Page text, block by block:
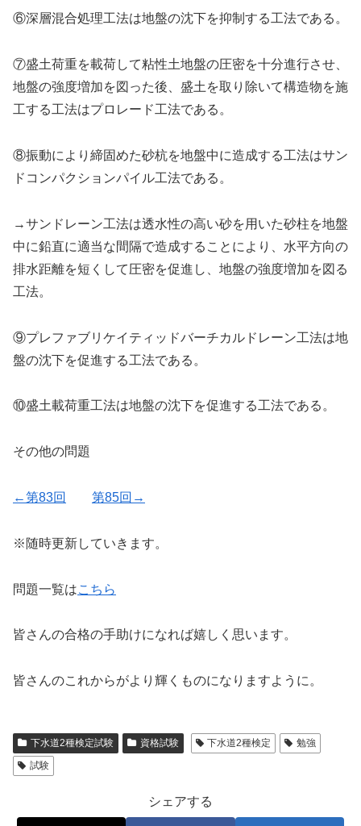
⑥深層混合処理工法は地盤の沈下を抑制する工法である。
⑦盛土荷重を載荷して粘性土地盤の圧密を十分進行させ、
地盤の強度増加を図った後、盛土を取り除いて構造物を施
工する工法はプロレード工法である。
⑧振動により締固めた砂杭を地盤中に造成する工法はサン
ドコンパクションパイル工法である。
→サンドレーン工法は透水性の高い砂を用いた砂柱を地盤
中に鉛直に適当な間隔で造成することにより、水平方向の
排水距離を短くして圧密を促進し、地盤の強度増加を図る
工法。
⑨プレファブリケイティッドバーチカルドレーン工法は地
盤の沈下を促進する工法である。
⑩盛土載荷重工法は地盤の沈下を促進する工法である。
その他の問題
←第83回 第85回→
※随時更新していきます。
問題一覧はこちら
皆さんの合格の手助けになれば嬉しく思います。
皆さんのこれからがより輝くものになりますように。
下水道2種検定試験 資格試験 下水道2種検定
勉強
試験
シェアする